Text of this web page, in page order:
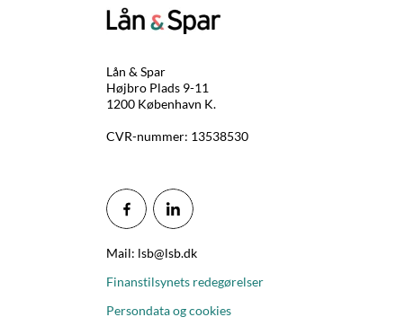
Lån & Spar
Højbro Plads 9-11
1200 København K.
CVR-nummer: 13538530
Mail: lsb@lsb.dk
Finanstilsynets redegørelser
Persondata og cookies